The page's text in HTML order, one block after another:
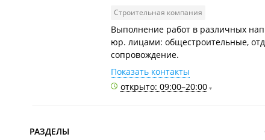
Строительная компания
Выполнение работ в различных
юр. лицами: общестроительные,
сопровождение.
Показать контакты
открыто: 09:00–20:00
РАЗДЕЛЫ